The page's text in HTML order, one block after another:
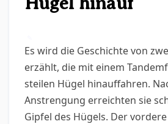
Es wird die Geschichte von
erzählt, die mit einem
steilen Hügel hinauffahren.
Anstrengung erreichten sie
Gipfel des Hügels. Der